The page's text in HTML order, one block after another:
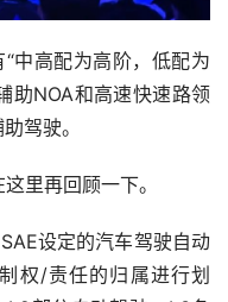
中高配为高阶，低配为
助NOA和高速快速路领
驾驶。
里再回顾一下。
设定的汽车驾驶自动
权/责任的归属进行划